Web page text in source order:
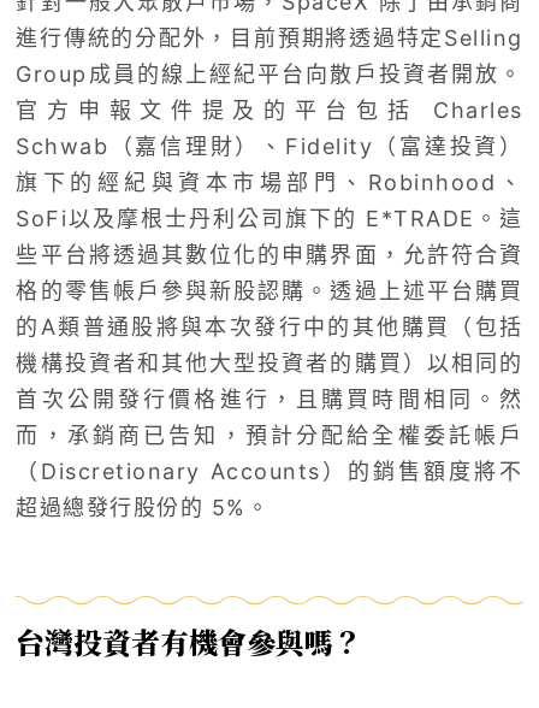
進行傳統的分配外，目前預期將透過特定Selling
Group成員的線上經紀平台向散戶投資者開放。
官方申報文件提及的平台包括 Charles
Schwab（嘉信理財）、Fidelity（富達投資）
旗下的經紀與資本市場部門、Robinhood、
SoFi以及摩根士丹利公司旗下的 E*TRADE。這
些平台將透過其數位化的申購界面，允許符合資
格的零售帳戶參與新股認購。透過上述平台購買
的A類普通股將與本次發行中的其他購買（包括
機構投資者和其他大型投資者的購買）以相同的
首次公開發行價格進行，且購買時間相同。然
而，承銷商已告知，預計分配給全權委託帳戶
（Discretionary Accounts）的銷售額度將不
超過總發行股份的 5%。
台灣投資者有機會參與嗎？